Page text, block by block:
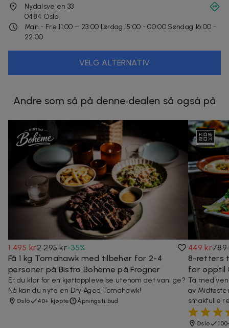
Nydalsveien 33
0484 Oslo
Man - Fre 11:00 – 23:00 Lørdag 15:00 - 00:00 Søndag 16:00 -
22:00
VELG ALTERNATIV
Andre som så på denne dealen så også på
1 495 kr2 295 kr-35%
Få 1 kg Tomahawk med tilbehør for 2-4
personer på Bistro Bohème på Frogner
Er du klar for en kjøttopplevelse utenom det vanlige?
Nå kan du nyte en Dry Aged Tomahawk!
Oslo 40+ kjøpte Åpningstilbud
449 kr789
8-retters
for opptil
Ta med
av
smakfulle
Oslo